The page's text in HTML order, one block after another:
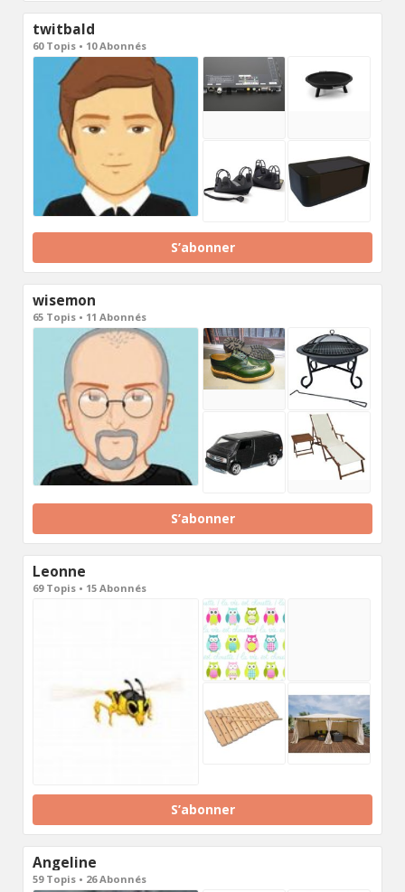
twitbald
60 Topis • 10 Abonnés
S’abonner
wisemon
65 Topis • 11 Abonnés
S’abonner
Leonne
69 Topis • 15 Abonnés
S’abonner
Angeline
59 Topis • 26 Abonnés